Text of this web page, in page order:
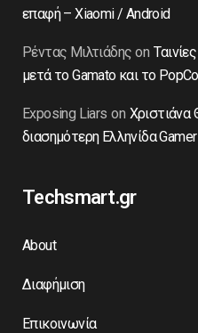
επαφή – Xiaomi / Android
Ρέντας Μιλτιάδης on
μετά το Gamato και το
Exposing Liars on Χριστιάνα
διασημότερη Ελληνίδα Gamer
Techsmart.gr
About
Διαφήμιση
Επικοινωνία